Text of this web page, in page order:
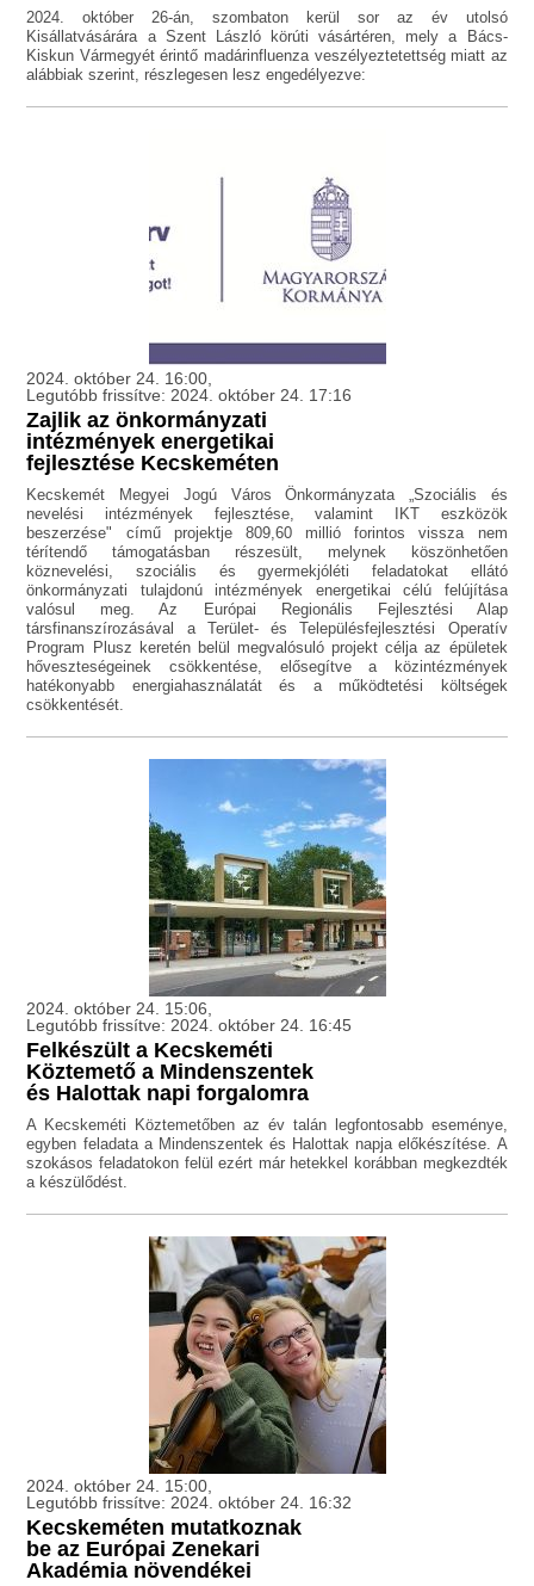
2024. október 26-án, szombaton kerül sor az év utolsó
Kisállatvásárára a Szent László körúti vásártéren, mely a Bács-
Kiskun Vármegyét érintő madárinfluenza veszélyeztetettség miatt az
alábbiak szerint, részlegesen lesz engedélyezve:
2024. október 24. 16:00,
Legutóbb frissítve: 2024. október 24. 17:16
Zajlik az önkormányzati
intézmények energetikai
fejlesztése Kecskeméten
Kecskemét Megyei Jogú Város Önkormányzata „Szociális és
nevelési intézmények fejlesztése, valamint IKT eszközök
beszerzése" című projektje 809,60 millió forintos vissza nem
térítendő támogatásban részesült, melynek köszönhetően
köznevelési, szociális és gyermekjóléti feladatokat ellátó
önkormányzati tulajdonú intézmények energetikai célú felújítása
valósul meg. Az Európai Regionális Fejlesztési Alap
társfinanszírozásával a Terület- és Településfejlesztési Operatív
Program Plusz keretén belül megvalósuló projekt célja az épületek
hőveszteségeinek csökkentése, elősegítve a közintézmények
hatékonyabb energiahasználatát és a működtetési költségek
csökkentését.
2024. október 24. 15:06,
Legutóbb frissítve: 2024. október 24. 16:45
Felkészült a Kecskeméti
Köztemető a Mindenszentek
és Halottak napi forgalomra
A Kecskeméti Köztemetőben az év talán legfontosabb eseménye,
egyben feladata a Mindenszentek és Halottak napja előkészítése. A
szokásos feladatokon felül ezért már hetekkel korábban megkezdték
a készülődést.
2024. október 24. 15:00,
Legutóbb frissítve: 2024. október 24. 16:32
Kecskeméten mutatkoznak
be az Európai Zenekari
Akadémia növendékei